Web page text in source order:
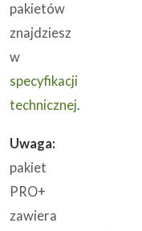
pakietów
znajdziesz
w
specyfikacji
technicznej.
Uwaga:
pakiet
PRO+
zawiera